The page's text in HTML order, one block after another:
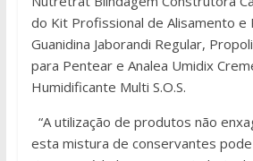
do Kit Profissional de Alisamento e
Guanidina Jaborandi Regular,
para Pentear e Analea Umidix
Humidificante Multi S.O.S.
“A utilização de produtos não
esta mistura de conservantes